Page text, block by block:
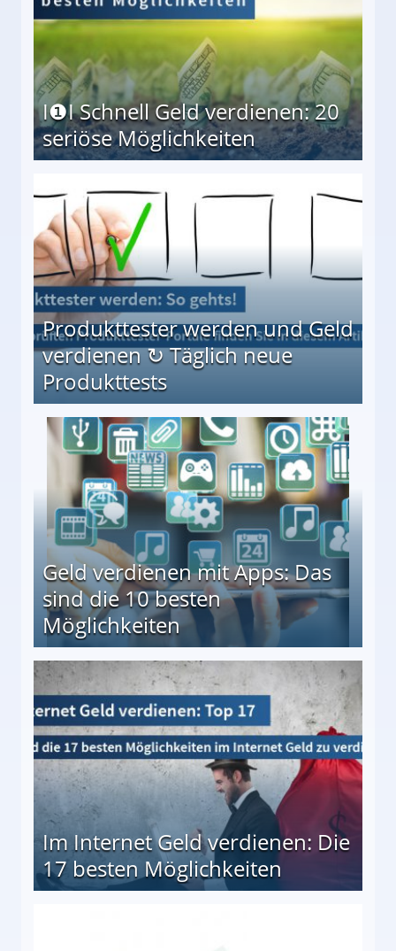
I❶I Schnell Geld verdienen: 20
seriöse Möglichkeiten
Produkttester werden und Geld
verdienen ↻ Täglich neue
Produkttests
↻ Täglich neue Produkttests
Geld verdienen mit Apps: Das
sind die 10 besten
Möglichkeiten
besten Möglichkeiten
Im Internet Geld verdienen: Die
17 besten Möglichkeiten